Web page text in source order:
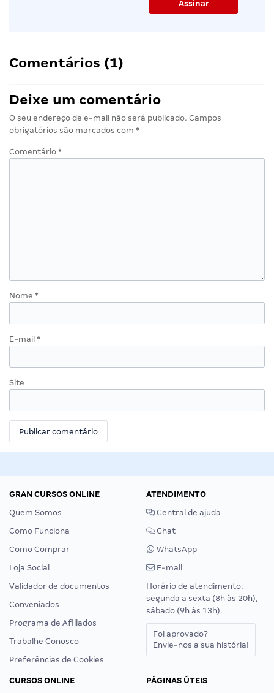
Comentários (1)
Deixe um comentário
O seu endereço de e-mail não será publicado. Campos
obrigatórios são marcados com *
Comentário *
Nome *
E-mail *
Site
GRAN CURSOS ONLINE
Quem Somos
Como Funciona
Como Comprar
Loja Social
Validador de documentos
Conveniados
Programa de Afiliados
Trabalhe Conosco
Preferências de Cookies
ATENDIMENTO
Central de ajuda
Chat
WhatsApp
E-mail
Horário de atendimento:
segunda a sexta (8h às 20h),
sábado (9h às 13h).
Foi aprovado?
Envie-nos a sua história!
CURSOS ONLINE
PÁGINAS ÚTEIS